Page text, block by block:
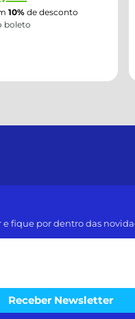
10%de desconto
fique por dentro das
Receber Newsletter